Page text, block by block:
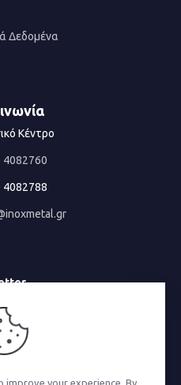
Δεδομένα
Κέντρο
4082760
4082788
improve your experience. By